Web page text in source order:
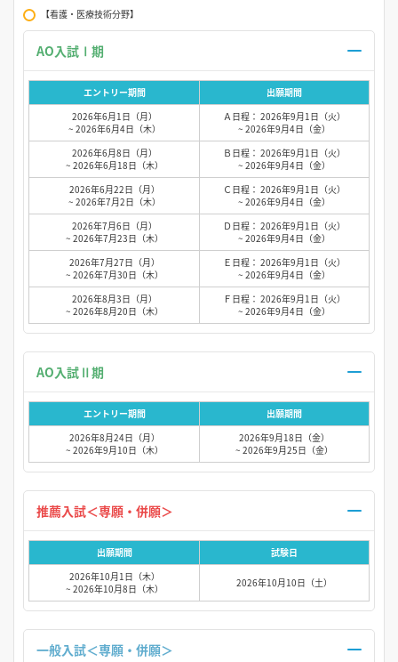
【看護・医療技術分野】
エントリー期間
出願期間
2026年6月1日（月）
~ 2026年6月4日（木）
Ａ日程： 2026年9月1日（火）
~ 2026年9月4日（金）
2026年6月8日（月）
~ 2026年6月18日（木）
Ｂ日程： 2026年9月1日（火）
~ 2026年9月4日（金）
2026年6月22日（月）
~ 2026年7月2日（木）
Ｃ日程： 2026年9月1日（火）
~ 2026年9月4日（金）
2026年7月6日（月）
~ 2026年7月23日（木）
Ｄ日程： 2026年9月1日（火）
~ 2026年9月4日（金）
2026年7月27日（月）
~ 2026年7月30日（木）
Ｅ日程： 2026年9月1日（火）
~ 2026年9月4日（金）
2026年8月3日（月）
~ 2026年8月20日（木）
Ｆ日程： 2026年9月1日（火）
~ 2026年9月4日（金）
エントリー期間
出願期間
2026年8月24日（月）
~ 2026年9月10日（木）
2026年9月18日（金）
~ 2026年9月25日（金）
出願期間
試験日
2026年10月1日（木）
~ 2026年10月8日（木）
2026年10月10日（土）